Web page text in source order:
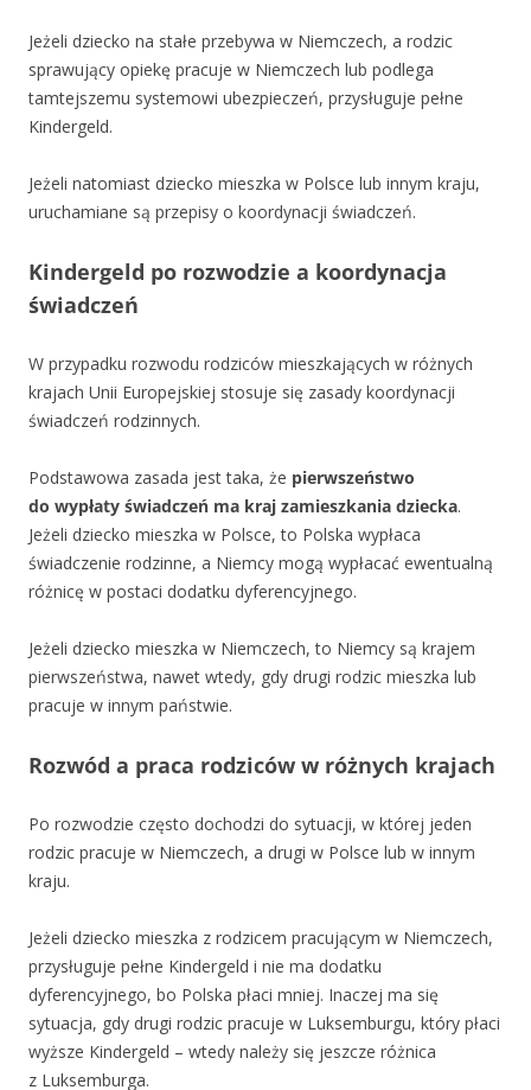
Jeżeli dziecko na stałe przebywa w Niemczech, a rodzic
sprawujący opiekę pracuje w Niemczech lub podlega
tamtejszemu systemowi ubezpieczeń, przysługuje pełne
Kindergeld.
Jeżeli natomiast dziecko mieszka w Polsce lub innym kraju,
uruchamiane są przepisy o koordynacji świadczeń.
Kindergeld po rozwodzie a koordynacja
świadczeń
W przypadku rozwodu rodziców mieszkających w różnych
krajach Unii Europejskiej stosuje się zasady koordynacji
świadczeń rodzinnych.
Podstawowa zasada jest taka, że pierwszeństwo
do wypłaty świadczeń ma kraj zamieszkania dziecka.
Jeżeli dziecko mieszka w Polsce, to Polska wypłaca
świadczenie rodzinne, a Niemcy mogą wypłacać ewentualną
różnicę w postaci dodatku dyferencyjnego.
Jeżeli dziecko mieszka w Niemczech, to Niemcy są krajem
pierwszeństwa, nawet wtedy, gdy drugi rodzic mieszka lub
pracuje w innym państwie.
Rozwód a praca rodziców w różnych krajach
Po rozwodzie często dochodzi do sytuacji, w której jeden
rodzic pracuje w Niemczech, a drugi w Polsce lub w innym
kraju.
Jeżeli dziecko mieszka z rodzicem pracującym w Niemczech,
przysługuje pełne Kindergeld i nie ma dodatku
dyferencyjnego, bo Polska płaci mniej. Inaczej ma się
sytuacja, gdy drugi rodzic pracuje w Luksemburgu, który płaci
wyższe Kindergeld – wtedy należy się jeszcze różnica
z Luksemburga.